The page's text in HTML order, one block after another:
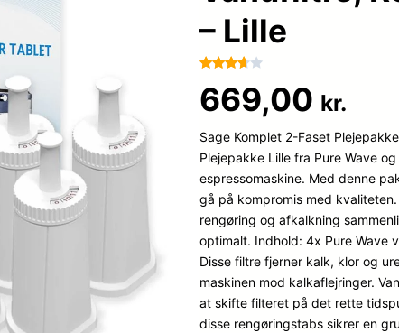
– Lille
som
5
baseret
på
kundebe
dømmel
669,00 kr.
Sage Komplet 2-Faset
Plejepakke Lille fra Pure Wave
espressomaskine. Med denne
gå på kompromis med
rengøring og afkalkning
optimalt. Indhold: 4x Pure Wave
Disse filtre fjerner kalk, klor og
maskinen mod kalkaflejringer.
at skifte filteret på det rette
disse rengøringstabs sikrer en